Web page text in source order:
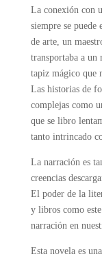
La conexión con
siempre se
de arte, un
transportaba a
tapiz mágico que
Las historias de
complejas como
que se libro
tanto intrincado
La narración es
creencias
El poder de la
y libros como
narración en
Esta novela es